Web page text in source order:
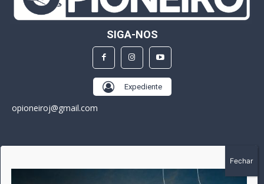
SIGA-NOS
Expediente
opioneiroj@gmail.com
A história do Pioneiro inicia em fevereiro de 2005 em